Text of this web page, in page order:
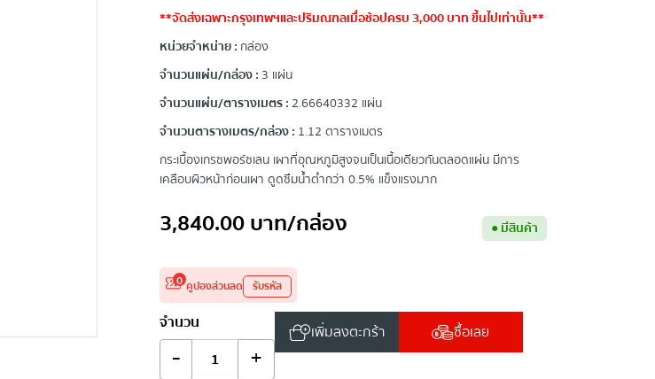
**จัดส่งเฉพาะกรุงเทพฯและปริมณฑลเมื่อช้อปครบ 3,000 บาท ขึ้นไปเท่านั้น**
หน่วยจำหน่าย : กล่อง
จำนวนแผ่น/กล่อง : 3 แผ่น
จำนวนแผ่น/ตารางเมตร : 2.66640332 แผ่น
จำนวนตารางเมตร/กล่อง : 1.12 ตารางเมตร
กระเบื้องเกรซพอร์ซเลน เผาที่อุณหภูมิสูงจนเป็นเนื้อเดียวกันตลอดแผ่น มีการ
เคลือบผิวหน้าก่อนเผา ดูดซึมน้ำต่ำกว่า 0.5% แข็งแรงมาก
3,840.00บาท/กล่อง ●มีสินค้า
0 คูปองส่วนลด รับรหัส
จำนวน
- +
เพิ่มลงตะกร้า ซื้อเลย